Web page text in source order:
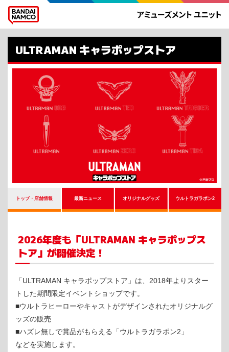
ULTRAMAN キャラポップストア
トップ・店舗情報 最新ニュース オリジナルグッズ ウルトラガラポン2
2026年度も「ULTRAMAN キャラポップス
トア」が開催決定！
「ULTRAMAN キャラポップストア」は、2018年よりスター
トした期間限定イベントショップです。
■ウルトラヒーローやキャストがデザインされたオリジナルグ
ッズの販売
■ハズレ無しで賞品がもらえる「ウルトラガラポン2」
などを実施します。